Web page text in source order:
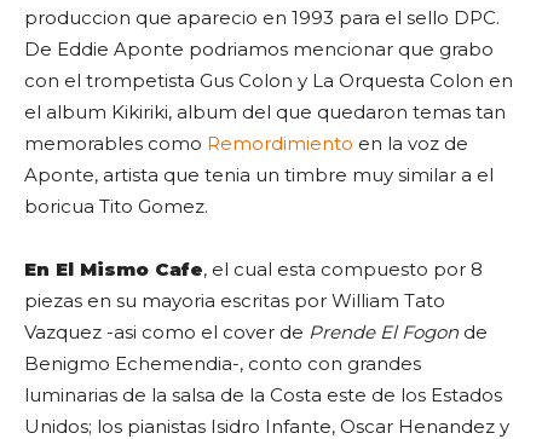
produccion que aparecio en 1993 para el sello DPC.
De Eddie Aponte podriamos mencionar que grabo
con el trompetista Gus Colon y La Orquesta Colon en
el album Kikiriki, album del que quedaron temas tan
memorables como Remordimiento en la voz de
Aponte, artista que tenia un timbre muy similar a el
boricua Tito Gomez.
En El Mismo Cafe, el cual esta compuesto por 8
piezas en su mayoria escritas por William Tato
Vazquez -asi como el cover de Prende El Fogon de
Benigmo Echemendia-, conto con grandes
luminarias de la salsa de la Costa este de los Estados
Unidos; los pianistas Isidro Infante, Oscar Henandez y